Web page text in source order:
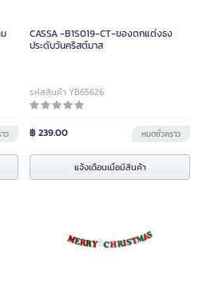
ว
CASSA -B1S019-CT-ของตกแต่งธง
ประดับวันคริสต์มาส
รหัสสินค้า YB65626
฿ 239.00 หมดชั่วคราว
แจ้งเตือนเมื่อมีสินค้า